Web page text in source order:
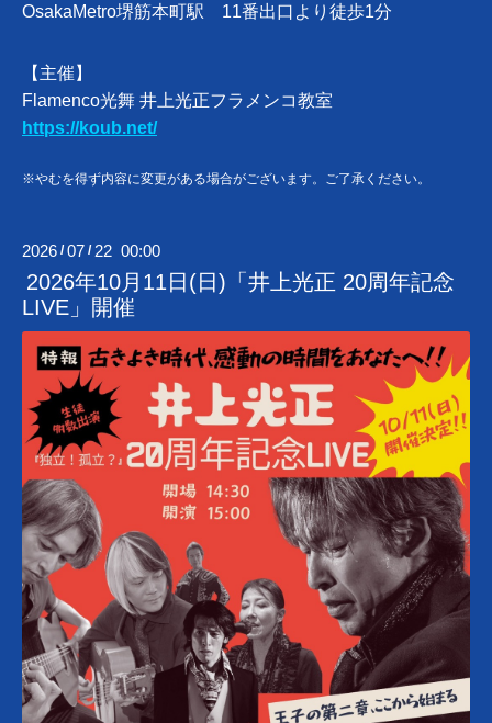
OsakaMetro堺筋本町駅 11番出口より徒歩1分
【主催】
Flamenco光舞 井上光正フラメンコ教室
https://koub.net/
※やむを得ず内容に変更がある場合がございます。ご了承ください。
2026 /07 / 22 00:00
2026年10月11日(日)「井上光正 20周年記念
LIVE」開催